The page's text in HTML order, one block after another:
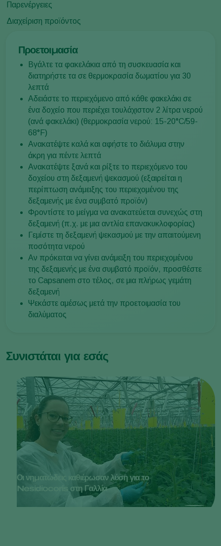
Παρενέργειες
Διαχείριση προϊόντος
Προετοιμασία
Βγάλτε τα φακελάκια από τη συσκευασία και
διατηρήστε τα σε θερμοκρασία δωματίου για 30
λεπτά
Αδειάστε το περιεχόμενο από κάθε φακελάκι σε
ένα δοχείο που περιέχει τουλάχιστον 2 λίτρα νερού
(ανά φακελάκι) (θερμοκρασία νερού: 15-20°C/59-
68°F)
Ανακατέψτε καλά και αφήστε το διάλυμα στην
άκρη για πέντε λεπτά
Ανακατέψτε ξανά και ρίξτε το περιεχόμενο του
δοχείου στη δεξαμενή ψεκασμού (εξαιρείται η
περίπτωση ανάμειξης του περιεχομένου της
δεξαμενής με ένα συμβατό προϊόν)
Φροντίστε το μείγμα να ανακατεύεται συνεχώς στη
δεξαμενή (π.χ. με μια αντλία επανακυκλοφορίας)
Γεμίστε τη δεξαμενή ψεκασμού με την απαιτούμενη
ποσότητα νερού
Αν πρόκειται να γίνει ανάμειξη του περιεχομένου
της δεξαμενής με ένα συμβατό προϊόν, προσθέστε
το Capsanem στο τέλος, σε μια πλήρως γεμάτη
δεξαμενή
Ψεκάστε αμέσως μετά την προετοιμασία του
διαλύματος
Συνιστάται για εσάς
Οι νηματώδεις καθιέρωσαν λύση για το
Nesidiocoris στη Γαλλία